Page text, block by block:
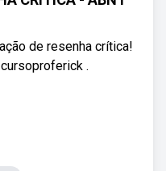
de resenha crítica!
cursoproferick .